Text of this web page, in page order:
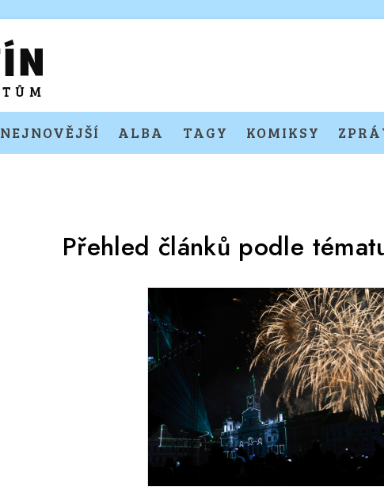
NEJNOVĚJŠÍ ALBA TAGY KOMIKSY
Přehled článků podle